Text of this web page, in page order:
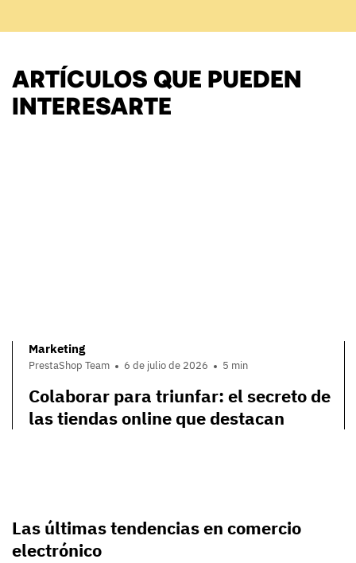
ARTÍCULOS QUE PUEDEN
INTERESARTE
Marketing
PrestaShop Team 6 de julio de 2026 5 min
Colaborar para triunfar: el secreto de
las tiendas online que destacan
Las últimas tendencias en comercio
electrónico